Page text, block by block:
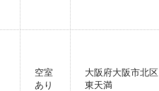
空室
あり
大阪府大阪市北区
東天満